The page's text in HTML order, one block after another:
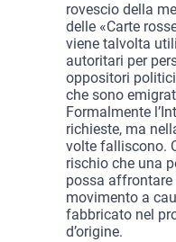
rovescio della
delle «Carte
viene talvolta
autoritari per
oppositori
che sono
Formalmente
richieste, ma
volte falliscono.
rischio che una
possa
movimento a
fabbricato nel
d’origine.